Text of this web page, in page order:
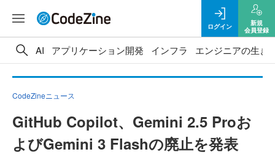
ログイン
新規
会員登録
AI アプリケーション開発 インフラ エンジニアの生き
CodeZineニュース
GitHub Copilot、Gemini 2.5 Proお
よびGemini 3 Flashの廃止を発表